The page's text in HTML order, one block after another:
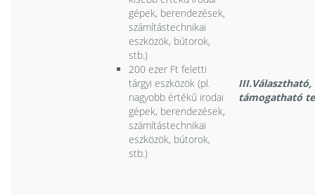
gépek, berendezések,
számítástechnikai
eszközök, bútorok,
stb.)
200 ezer Ft feletti
tárgyi eszközök (pl.
nagyobb értékű irodai
gépek, berendezések,
számítástechnikai
eszközök, bútorok,
stb.)
támogatható